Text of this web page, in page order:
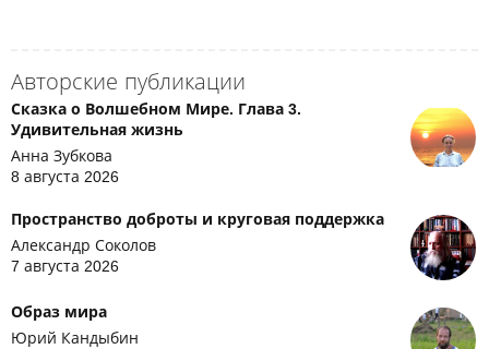
Авторские публикации
Сказка о Волшебном Мире. Глава 3.
Удивительная жизнь
Анна Зубкова
8 августа 2026
Пространство доброты и круговая поддержка
Александр Соколов
7 августа 2026
Образ мира
Юрий Кандыбин